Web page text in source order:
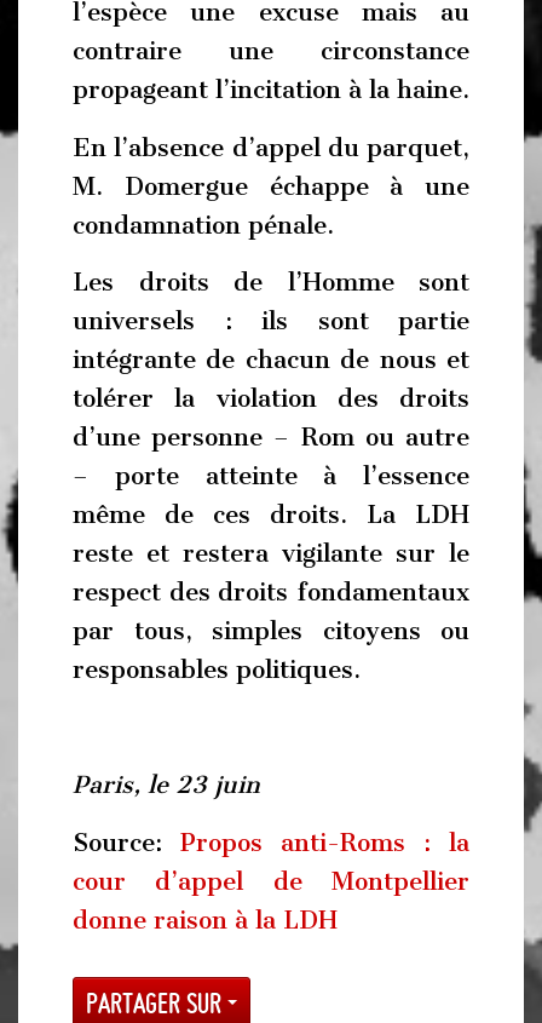
l’espèce une excuse mais au
contraire une circonstance
propageant l’incitation à la haine.
En l’absence d’appel du parquet,
M. Domergue échappe à une
condamnation pénale.
Les droits de l’Homme sont
universels : ils sont partie
intégrante de chacun de nous et
tolérer la violation des droits
d’une personne – Rom ou autre
– porte atteinte à l’essence
même de ces droits. La LDH
reste et restera vigilante sur le
respect des droits fondamentaux
par tous, simples citoyens ou
responsables politiques.
Paris, le 23 juin
Source: Propos anti-Roms : la
cour d’appel de Montpellier
donne raison à la LDH
Partager sur